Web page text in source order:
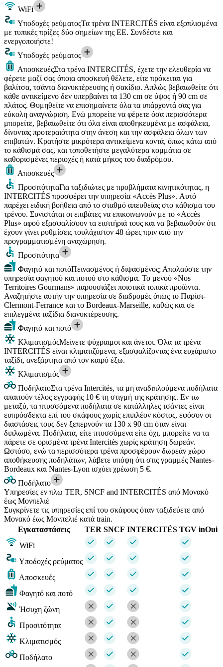
WiFi
Υποδοχές ρεύματοςΤα τρένα INTERCITÉS είναι εξοπλισμένα
με τυπικές πρίζες δύο σημείων της ΕΕ. Συνδέστε και
ενεργοποιήστε!
Υποδοχές ρεύματος
ΑποσκευέςΣτα τρένα INTERCITÉS, έχετε την ελευθερία να
φέρετε μαζί σας όποια αποσκευή θέλετε, είτε πρόκειται για
βαλίτσα, τσάντα διανυκτέρευσης ή σακίδιο. Απλώς βεβαιωθείτε ότι
κάθε αντικείμενο δεν υπερβαίνει τα 130 cm σε ύψος ή 90 cm σε
πλάτος. Θυμηθείτε να επισημαίνετε όλα τα υπάρχοντά σας για
εύκολη αναγνώριση. Ενώ μπορείτε να φέρετε όσα περισσότερα
μπορείτε, βεβαιωθείτε ότι όλα είναι αποθηκευμένα με ασφάλεια,
δίνοντας προτεραιότητα στην άνεση και την ασφάλεια όλων των
επιβατών. Κρατήστε μικρότερα αντικείμενα κοντά, όπως κάτω από
το κάθισμά σας, και τοποθετήστε μεγαλύτερα κομμάτια σε
καθορισμένες περιοχές ή κατά μήκος του διαδρόμου.
Αποσκευές
ΠροσιτότηταΓια ταξιδιώτες με προβλήματα κινητικότητας, η
INTERCITÉS προσφέρει την υπηρεσία «Accès Plus». Αυτό
παρέχει ειδική βοήθεια από το σταθμό απευθείας στο κάθισμα του
τρένου. Συνιστάται οι επιβάτες να επικοινωνούν με το «Accès
Plus» αφού εξασφαλίσουν τα εισιτήριά τους και να βεβαιωθούν ότι
έχουν γίνει ρυθμίσεις τουλάχιστον 48 ώρες πριν από την
προγραμματισμένη αναχώρηση.
Προσιτότητα
Φαγητό και ποτόΠεινασμένος ή διψασμένος; Απολαύστε την
υπηρεσία φαγητού και ποτού στο κάθισμα. Το μενού «Nos
Territoires Gourmans» παρουσιάζει ποιοτικά τοπικά προϊόντα.
Αναζητήστε αυτήν την υπηρεσία σε διαδρομές όπως το Παρίσι-
Clermont-Ferrance και το Bordeaux-Marseille, καθώς και σε
επιλεγμένα ταξίδια διανυκτέρευσης.
Φαγητό και ποτό
ΚλιματισμόςΜείνετε ψύχραιμοι και άνετοι. Όλα τα τρένα
INTERCITÉS είναι κλιματιζόμενα, εξασφαλίζοντας ένα ευχάριστο
ταξίδι, ανεξάρτητα από τον καιρό έξω.
Κλιματισμός
ΠοδήλατοΣτα τρένα Intercités, τα μη αναδιπλούμενα ποδήλατα
απαιτούν τέλος εγγραφής 10 € τη στιγμή της κράτησης. Εν τω
μεταξύ, τα πτυσσόμενα ποδήλατα σε κατάλληλες τσάντες είναι
ευπρόσδεκτα επί του σκάφους χωρίς επιπλέον κόστος, εφόσον οι
διαστάσεις τους δεν ξεπερνούν τα 130 x 90 cm όταν είναι
διπλωμένα. Ποδήλατα, είτε πτυσσόμενα είτε όχι, μπορείτε να τα
πάρετε σε ορισμένα τρένα Intercités χωρίς κράτηση δωρεάν.
Ωστόσο, ενώ τα περισσότερα τρένα προσφέρουν δωρεάν χώρο
αποθήκευσης ποδηλάτων, λάβετε υπόψη ότι στις γραμμές Nantes-
Bordeaux και Nantes-Lyon ισχύει χρέωση 5 €.
Ποδήλατο
Υπηρεσίες εν πλω TER, SNCF and INTERCITÉS από Μονακό
έως Μονπελιέ
Συγκρίνετε τις υπηρεσίες επί του σκάφους όταν ταξιδεύετε από
Μονακό έως Μονπελιέ κατά train.
Εγκαταστάσεις
TER SNCF INTERCITÉS TGV inOui
WiFi
Υποδοχές ρεύματος
Αποσκευές
Φαγητό και ποτό
Ήσυχη ζώνη
Προσιτότητα
Κλιματισμός
Ποδήλατο